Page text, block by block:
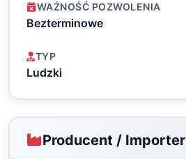
WAŻNOŚĆ POZWOLENIA
Bezterminowe
TYP
Ludzki
Producent / Importer